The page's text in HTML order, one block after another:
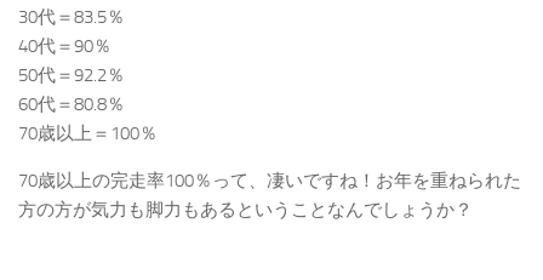
30代＝83.5％
40代＝90％
50代＝92.2％
60代＝80.8％
70歳以上＝100％
70歳以上の完走率100％って、凄いですね！お年を重ねられた
方の方が気力も脚力もあるということなんでしょうか？